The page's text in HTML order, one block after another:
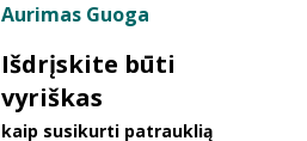
Aurimas Guoga
Išdrįskite būti
vyriškas
kaip susikurti patrauklią